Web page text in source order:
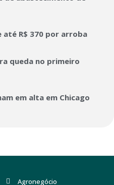
R$ 370 por arroba
queda no primeiro
em alta em Chicago
Agronegócio